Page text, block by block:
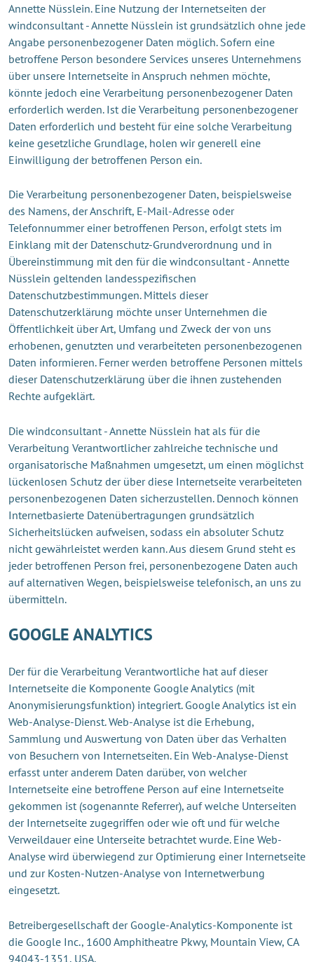
Annette Nüsslein. Eine Nutzung der Internetseiten der
windconsultant - Annette Nüsslein ist grundsätzlich ohne jede
Angabe personenbezogener Daten möglich. Sofern eine
betroffene Person besondere Services unseres Unternehmens
über unsere Internetseite in Anspruch nehmen möchte,
könnte jedoch eine Verarbeitung personenbezogener Daten
erforderlich werden. Ist die Verarbeitung personenbezogener
Daten erforderlich und besteht für eine solche Verarbeitung
keine gesetzliche Grundlage, holen wir generell eine
Einwilligung der betroffenen Person ein.
Die Verarbeitung personenbezogener Daten, beispielsweise
des Namens, der Anschrift, E-Mail-Adresse oder
Telefonnummer einer betroffenen Person, erfolgt stets im
Einklang mit der Datenschutz-Grundverordnung und in
Übereinstimmung mit den für die windconsultant - Annette
Nüsslein geltenden landesspezifischen
Datenschutzbestimmungen. Mittels dieser
Datenschutzerklärung möchte unser Unternehmen die
Öffentlichkeit über Art, Umfang und Zweck der von uns
erhobenen, genutzten und verarbeiteten personenbezogenen
Daten informieren. Ferner werden betroffene Personen mittels
dieser Datenschutzerklärung über die ihnen zustehenden
Rechte aufgeklärt.
Die windconsultant - Annette Nüsslein hat als für die
Verarbeitung Verantwortlicher zahlreiche technische und
organisatorische Maßnahmen umgesetzt, um einen möglichst
lückenlosen Schutz der über diese Internetseite verarbeiteten
personenbezogenen Daten sicherzustellen. Dennoch können
Internetbasierte Datenübertragungen grundsätzlich
Sicherheitslücken aufweisen, sodass ein absoluter Schutz
nicht gewährleistet werden kann. Aus diesem Grund steht es
jeder betroffenen Person frei, personenbezogene Daten auch
auf alternativen Wegen, beispielsweise telefonisch, an uns zu
übermitteln.
GOOGLE ANALYTICS
Der für die Verarbeitung Verantwortliche hat auf dieser
Internetseite die Komponente Google Analytics (mit
Anonymisierungsfunktion) integriert. Google Analytics ist ein
Web-Analyse-Dienst. Web-Analyse ist die Erhebung,
Sammlung und Auswertung von Daten über das Verhalten
von Besuchern von Internetseiten. Ein Web-Analyse-Dienst
erfasst unter anderem Daten darüber, von welcher
Internetseite eine betroffene Person auf eine Internetseite
gekommen ist (sogenannte Referrer), auf welche Unterseiten
der Internetseite zugegriffen oder wie oft und für welche
Verweildauer eine Unterseite betrachtet wurde. Eine Web-
Analyse wird überwiegend zur Optimierung einer Internetseite
und zur Kosten-Nutzen-Analyse von Internetwerbung
eingesetzt.
Betreibergesellschaft der Google-Analytics-Komponente ist
die Google Inc., 1600 Amphitheatre Pkwy, Mountain View, CA
94043-1351, USA.